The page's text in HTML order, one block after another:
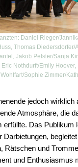
Daniel Rieger/
Thomas Diedersdorfer/
Jakob Pelster/Sanja
Nothdurft/Emily
Sophie Zimmer/
jedoch wirklich
Atmosphäre, die
erfüllte. Das Publikum
Darbietungen,
Rätschen und
und Enthusiasmus